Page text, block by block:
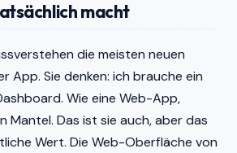
macht
die meisten neuen
App. Sie denken: ich brauche ein
Wie eine Web-App,
Mantel. Das ist sie auch, aber das
Wert. Die Web-Oberfläche von